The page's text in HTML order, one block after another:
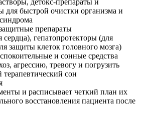
детокс-препараты и
для быстрой очистки организма и
препараты
гепатопротекторы (для
защиты клеток головного мозга)
и сонные средства
агрессию, тревогу и погрузить
сон
и расписывает четкий план их
восстановления пациента после